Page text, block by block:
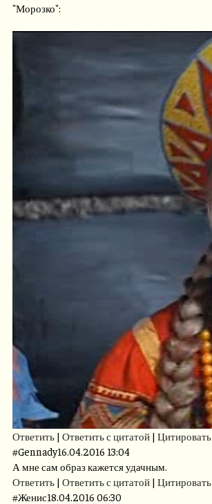
"Морозко":
Ответить | Ответить с цитатой | Цитировать
#Gennady16.04.2016 13:04
А мне сам образ кажется удачным.
Ответить | Ответить с цитатой | Цитировать
#Женис18.04.2016 06:30